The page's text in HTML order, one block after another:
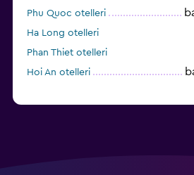
Phu Quoc otelleri
Ha Long otelleri
Phan Thiet otelleri
Hoi An otelleri